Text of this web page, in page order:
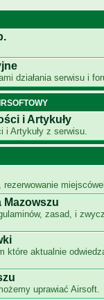
działania serwisu i
i Artykuły
i Artykuły z serwisu.
Mazowszu
zasad, i
które aktualnie
uprawiać Airsoft.